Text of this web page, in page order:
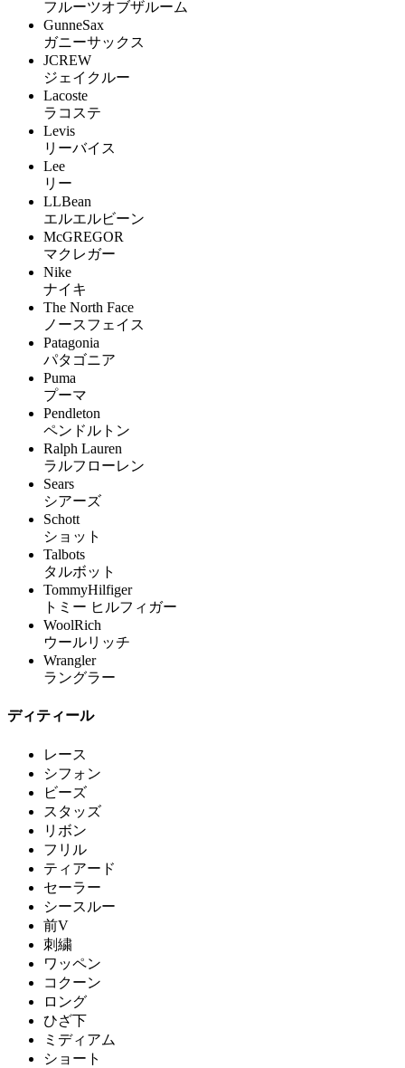
フルーツオブザルーム
GunneSax
ガニーサックス
JCREW
ジェイクルー
Lacoste
ラコステ
Levis
リーバイス
Lee
リー
LLBean
エルエルビーン
McGREGOR
マクレガー
Nike
ナイキ
The North Face
ノースフェイス
Patagonia
パタゴニア
Puma
プーマ
Pendleton
ペンドルトン
Ralph Lauren
ラルフローレン
Sears
シアーズ
Schott
ショット
Talbots
タルボット
TommyHilfiger
トミー ヒルフィガー
WoolRich
ウールリッチ
Wrangler
ラングラー
ディティール
レース
シフォン
ビーズ
スタッズ
リボン
フリル
ティアード
セーラー
シースルー
前V
刺繍
ワッペン
コクーン
ロング
ひざ下
ミディアム
ショート